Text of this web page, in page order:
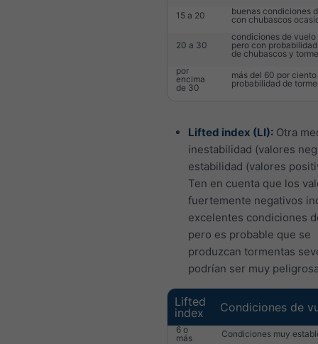
15 a 20
buenas condiciones
con chubascos
20 a 30
condiciones de
pero con
de chubascos y
por
encima
de 30
más del 60 por
probabilidad de
Lifted index (LI): Otra
inestabilidad (valores
estabilidad (valores
Ten en cuenta que los
fuertemente negativos
excelentes condiciones
pero es probable que se
produzcan tormentas
podrían ser muy
Lifted
index
Condiciones de
6 o
más
Condiciones muy